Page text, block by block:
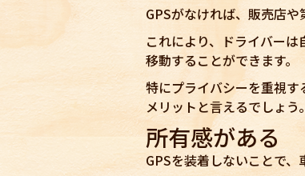
GPSがなければ、販売店や
これにより、ドライバー
移動することができます。
特にプライバシーを重視
メリットと言えるでしょう。
所有感がある
GPSを装着しないことで、